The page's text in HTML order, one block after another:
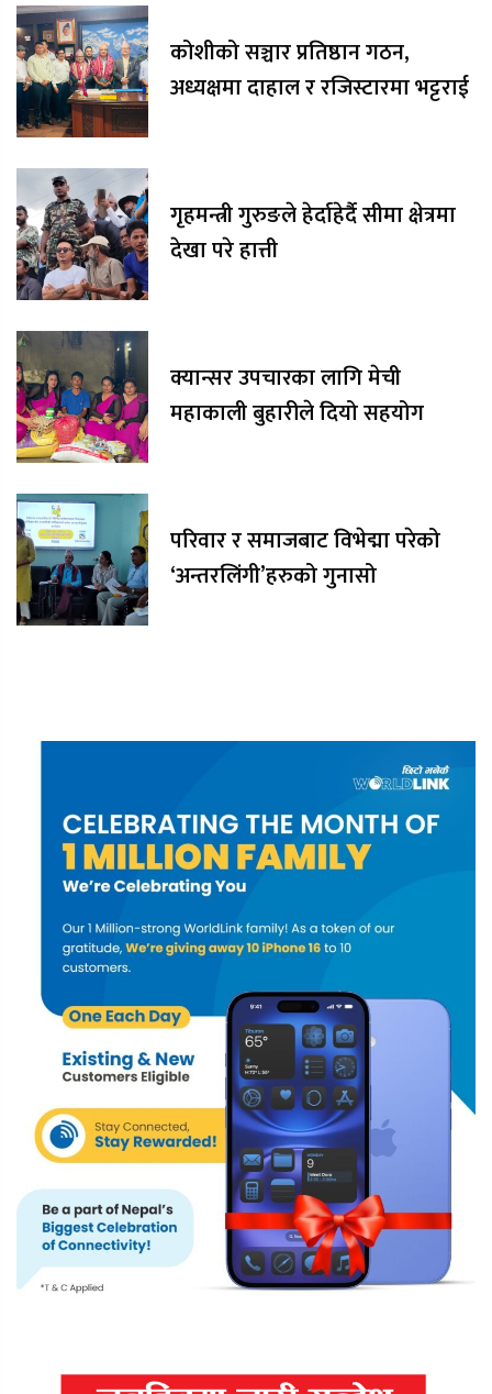
कोशीको सञ्चार प्रतिष्ठान गठन,
अध्यक्षमा दाहाल र रजिस्टारमा भट्टराई
गृहमन्त्री गुरुङले हेर्दाहेर्दै सीमा क्षेत्रमा
देखा परे हात्ती
क्यान्सर उपचारका लागि मेची
महाकाली बुहारीले दियो सहयोग
परिवार र समाजबाट विभेद्मा परेको
‘अन्तरलिंगी’हरुको गुनासो